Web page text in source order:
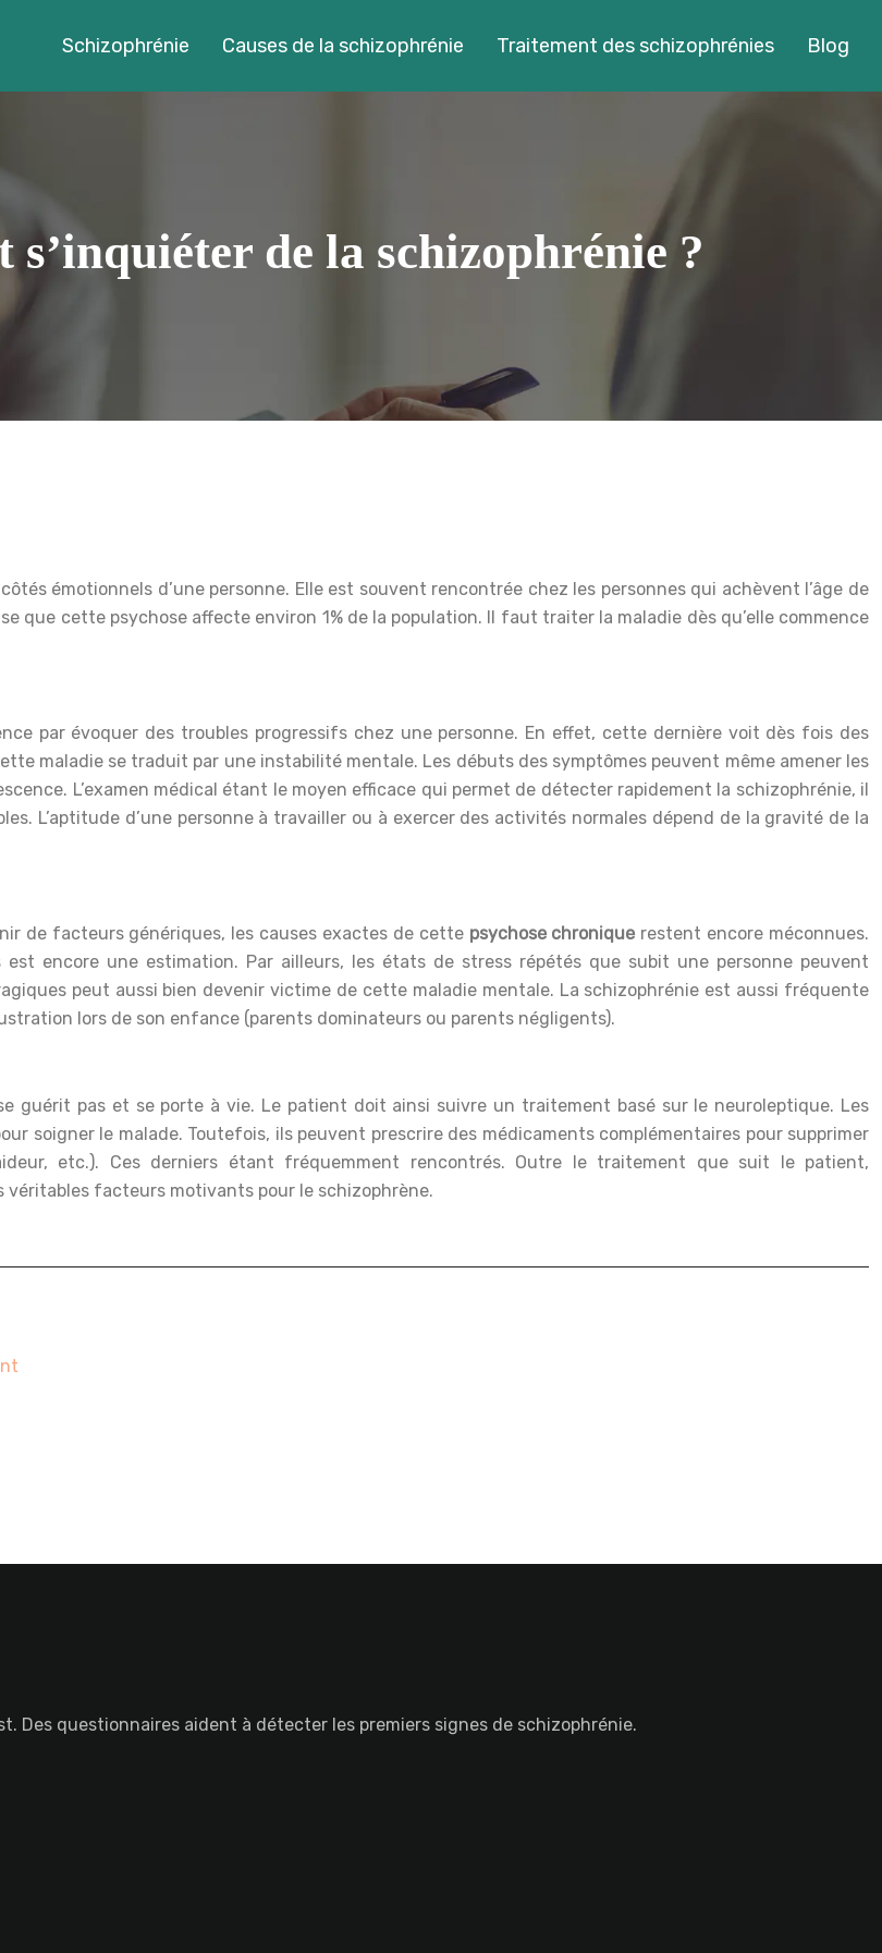
Schizophrénie Causes de la schizophrénie Traitement des schizophrénies Blog
de la schizophrénie ?
émotionnels d’une personne. Elle est souvent rencontrée chez les personnes qui achèvent l’âge de
que cette psychose affecte environ 1% de la population. Il faut traiter la maladie dès qu’elle commence
par évoquer des troubles progressifs chez une personne. En effet, cette dernière voit dès fois des
maladie se traduit par une instabilité mentale. Les débuts des symptômes peuvent même amener les
L’examen médical étant le moyen efficace qui permet de détecter rapidement la schizophrénie, il
L’aptitude d’une personne à travailler ou à exercer des activités normales dépend de la gravité de la
de facteurs génériques, les causes exactes de cette psychose chronique restent encore méconnues.
encore une estimation. Par ailleurs, les états de stress répétés que subit une personne peuvent
peut aussi bien devenir victime de cette maladie mentale. La schizophrénie est aussi fréquente
lors de son enfance (parents dominateurs ou parents négligents).
guérit pas et se porte à vie. Le patient doit ainsi suivre un traitement basé sur le neuroleptique. Les
soigner le malade. Toutefois, ils peuvent prescrire des médicaments complémentaires pour supprimer
etc.). Ces derniers étant fréquemment rencontrés. Outre le traitement que suit le patient,
véritables facteurs motivants pour le schizophrène.
Des questionnaires aident à détecter les premiers signes de schizophrénie.